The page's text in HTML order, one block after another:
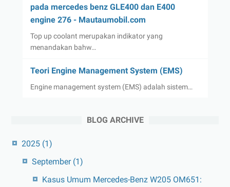
pada mercedes benz GLE400 dan E400
engine 276 - Mautaumobil.com
Top up coolant merupakan indikator yang
menandakan bahw…
Teori Engine Management System (EMS)
Engine management system (EMS) adalah sistem…
BLOG ARCHIVE
2025 (1)
September (1)
Kasus Umum Mercedes-Benz W205 OM651: